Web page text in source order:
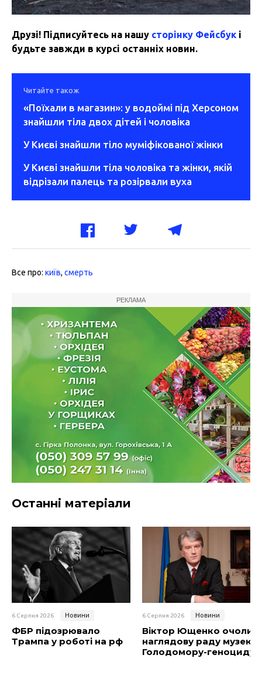
Друзі! Підписуйтесь на нашу сторінку Фейсбук і
будьте завжди в курсі останніх новин.
Читайте також
«Поїхали в магазин»: у водоймі під Херсоном
знайшли тіла двох дітей і чоловіка
У Києві знайшли тіло муміфікованої жінки
У Києві знайшли тіла чоловіка та жінки, якій
відрізали палець та розірвали вуха
Все про: київ, смерть
РЕКЛАМА
Останні матеріали
6 Серпня 2026 Новини
ФБР підозрювало
Трампа у роботі на рф
6 Серпня 2026 Новини
Віктор Ющенко очолив
наглядову раду музею
Голодомору-геноциду